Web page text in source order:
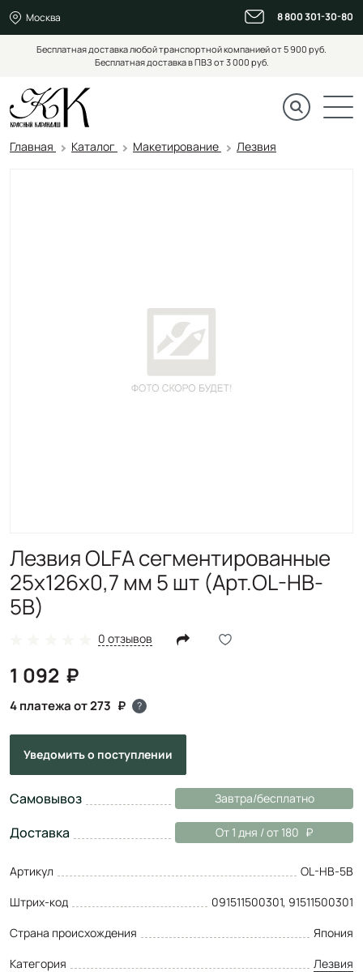
Москва 8 800 301-30-80
Бесплатная доставка любой транспортной компанией от 5 900 руб.
Бесплатная доставка в ПВЗ от 3 000 руб.
Главная Каталог Макетирование Лезвия
Лезвия OLFA сегментированные
25х126х0,7 мм 5 шт (Арт.OL-HB-
5B)
0 отзывов
1 092
4 платежа от 273 ?
Уведомитьо поступлении
Самовывоз Завтра/бесплатно
Доставка От 1 дня / от 180
Артикул
OL-HB-5B
Штрих-код
091511500301, 91511500301
Страна происхождения
Япония
Категория
Лезвия